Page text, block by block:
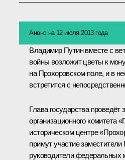
Анонс на 12 июля 2013 года
Владимир Путин вместе с
войны возложит цветы к
на Прохоровском поле, и в
встретится с
Глава государства проведёт
организационного комитета
историческом центре
примут участие
руководители федеральных